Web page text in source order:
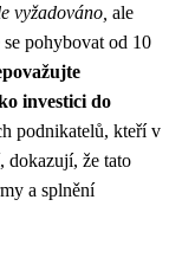
vyžadováno, ale
pohybovat od 10
investici do
podnikatelů, kteří v
dokazují, že tato
a splnění